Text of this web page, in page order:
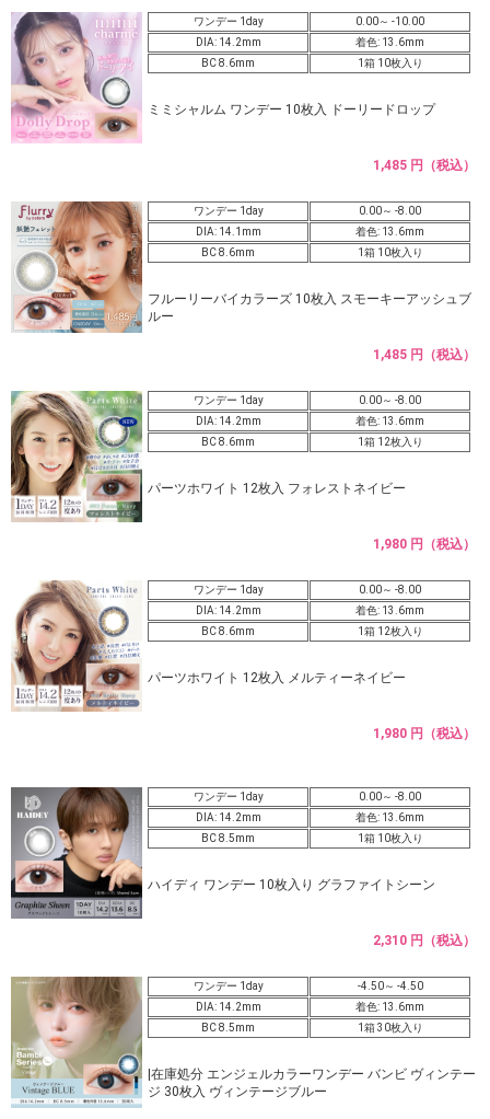
ワンデー 1day
0.00～ -10.00
DIA: 14.2mm
着色: 13.6mm
BC 8.6mm
1箱 10枚入り
ミミシャルム ワンデー 10枚入 ドーリードロップ
1,485 円（税込）
ワンデー 1day
0.00～ -8.00
DIA: 14.1mm
着色: 13.6mm
BC 8.6mm
1箱 10枚入り
フルーリーバイカラーズ 10枚入 スモーキーアッシュブ
ルー
1,485 円（税込）
ワンデー 1day
0.00～ -8.00
DIA: 14.2mm
着色: 13.6mm
BC 8.6mm
1箱 12枚入り
パーツホワイト 12枚入 フォレストネイビー
1,980 円（税込）
ワンデー 1day
0.00～ -8.00
DIA: 14.2mm
着色: 13.6mm
BC 8.6mm
1箱 12枚入り
パーツホワイト 12枚入 メルティーネイビー
1,980 円（税込）
ワンデー 1day
0.00～ -8.00
DIA: 14.2mm
着色: 13.6mm
BC 8.5mm
1箱 10枚入り
ハイディ ワンデー 10枚入り グラファイトシーン
2,310 円（税込）
ワンデー 1day
-4.50～ -4.50
DIA: 14.2mm
着色: 13.6mm
BC 8.5mm
1箱 30枚入り
|在庫処分 エンジェルカラーワンデー バンビ ヴィンテー
ジ 30枚入 ヴィンテージブルー